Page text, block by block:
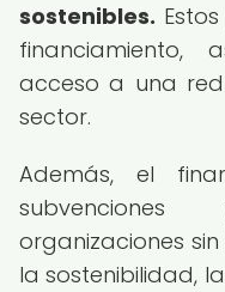
sostenibles.
financiamiento,
acceso a una
sector.
Además, el
organizaciones
la sostenibilidad,